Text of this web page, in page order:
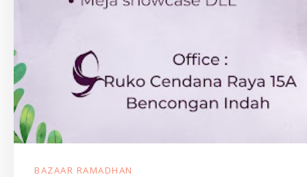
BAZAAR RAMADHAN